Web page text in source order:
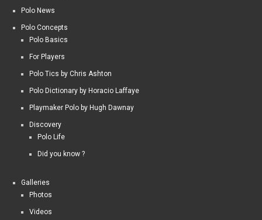
Polo News
Polo Concepts
Polo Basics
For Players
Polo Tics by Chris Ashton
Polo Dictionary by Horacio Laffaye
Playmaker Polo by Hugh Dawnay
Discovery
Polo Life
Did you know ?
Galleries
Photos
Videos